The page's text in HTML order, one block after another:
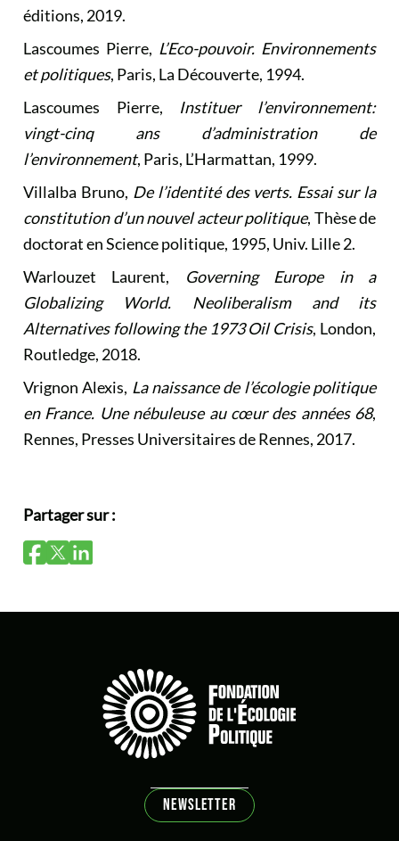
éditions, 2019.
Lascoumes Pierre, L’Eco-pouvoir. Environnements
et politiques, Paris, La Découverte, 1994.
Lascoumes Pierre, Instituer l’environnement:
vingt-cinq ans d’administration de
l’environnement, Paris, L’Harmattan, 1999.
Villalba Bruno, De l’identité des verts. Essai sur la
constitution d’un nouvel acteur politique, Thèse de
doctorat en Science politique, 1995, Univ. Lille 2.
Warlouzet Laurent, Governing Europe in a
Globalizing World. Neoliberalism and its
Alternatives following the 1973 Oil Crisis, London,
Routledge, 2018.
Vrignon Alexis, La naissance de l’écologie politique
en France. Une nébuleuse au cœur des années 68,
Rennes, Presses Universitaires de Rennes, 2017.
Partager sur :
NEWSLETTER